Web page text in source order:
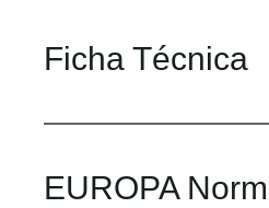
Ficha Técnica
EUROPA